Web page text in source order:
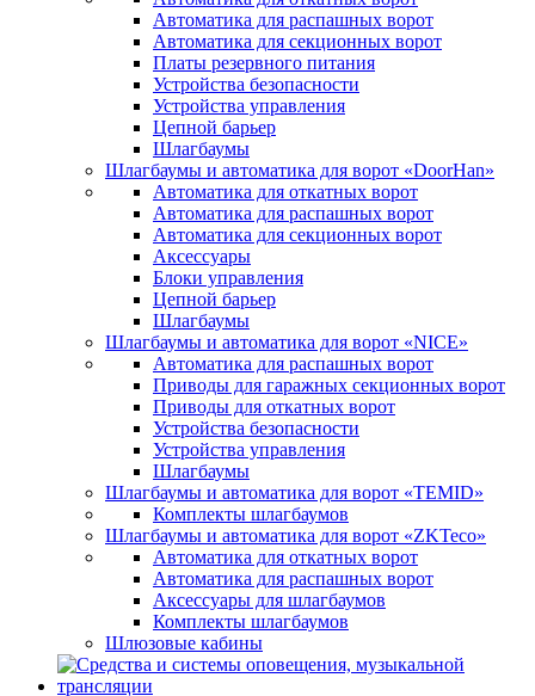
Автоматика для распашных ворот
Автоматика для секционных ворот
Платы резервного питания
Устройства безопасности
Устройства управления
Цепной барьер
Шлагбаумы
Шлагбаумы и автоматика для ворот «DoorHan»
Автоматика для откатных ворот
Автоматика для распашных ворот
Автоматика для секционных ворот
Аксессуары
Блоки управления
Цепной барьер
Шлагбаумы
Шлагбаумы и автоматика для ворот «NICE»
Автоматика для распашных ворот
Приводы для гаражных секционных ворот
Приводы для откатных ворот
Устройства безопасности
Устройства управления
Шлагбаумы
Шлагбаумы и автоматика для ворот «TEMID»
Комплекты шлагбаумов
Шлагбаумы и автоматика для ворот «ZKTeco»
Автоматика для откатных ворот
Автоматика для распашных ворот
Аксессуары для шлагбаумов
Комплекты шлагбаумов
Шлюзовые кабины